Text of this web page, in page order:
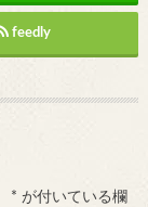
feedly
* が付いている欄